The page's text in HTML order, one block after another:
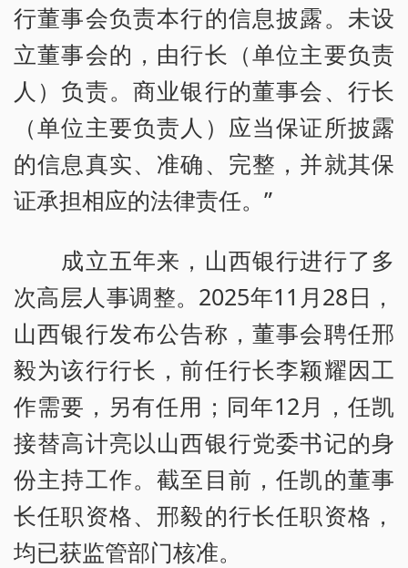
行董事会负责本行的信息披露。未设
立董事会的，由行长（单位主要负责
人）负责。商业银行的董事会、行长
（单位主要负责人）应当保证所披露
的信息真实、准确、完整，并就其保
证承担相应的法律责任。”
成立五年来，山西银行进行了多
次高层人事调整。2025年11月28日，
山西银行发布公告称，董事会聘任邢
毅为该行行长，前任行长李颖耀因工
作需要，另有任用；同年12月，任凯
接替高计亮以山西银行党委书记的身
份主持工作。截至目前，任凯的董事
长任职资格、邢毅的行长任职资格，
均已获监管部门核准。